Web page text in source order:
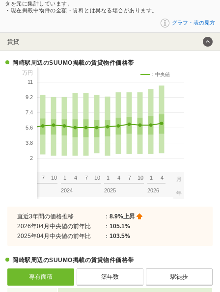
タを元に集計しています。
・現在掲載中物件の金額・賃料とは異なる場合があります。
グラフ・表の見方
賃貸
岡崎駅周辺のSUUMO掲載の賃貸物件価格帯
万円
11
9.2
7.4
5.6
3.8
2
：中央値
7 10 1 4 7 10
2024
1 4 7 10
2025
1 4
2026
月
年
直近3年間の価格推移 ： 8.9%上昇
2026年04月中央値の前年比
： 105.1%
2025年04月中央値の前年比
： 103.5%
岡崎駅周辺のSUUMO掲載の賃貸物件価格帯
専有面積 築年数 駅徒歩